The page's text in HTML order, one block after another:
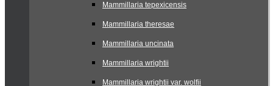
Mammillaria tepexicensis
Mammillaria theresae
Mammillaria uncinata
Mammillaria wrightii
Mammillaria wrightii var. wolfii